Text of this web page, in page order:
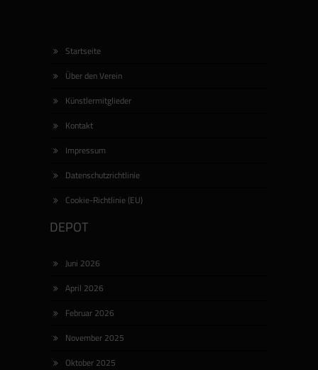
DIESELSTRASSE, eine Kooperation von artgerechte
dieselstrasse e.V.: BETTINA FUNKE […]
Startseite
Über den Verein
Künstlermitglieder
Kontakt
Impressum
Datenschutzrichtlinie
Cookie-Richtlinie (EU)
DEPOT
Juni 2026
April 2026
Februar 2026
November 2025
Oktober 2025